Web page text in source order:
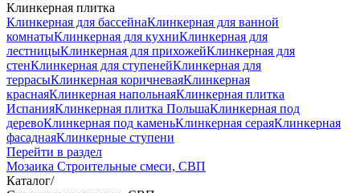
Клинкерная плитка
Клинкерная для бассейнаКлинкерная для ванной
комнатыКлинкерная для кухниКлинкерная для
лестницыКлинкерная для прихожейКлинкерная для
стенКлинкерная для ступенейКлинкерная для
террасыКлинкерная коричневаяКлинкерная
краснаяКлинкерная напольнаяКлинкерная плитка
ИспанияКлинкерная плитка ПольшаКлинкерная под
деревоКлинкерная под каменьКлинкерная сераяКлинкерная
фасаднаяКлинкерные ступени
Перейти в раздел
Мозаика Строительные смеси, СВП
Каталог/